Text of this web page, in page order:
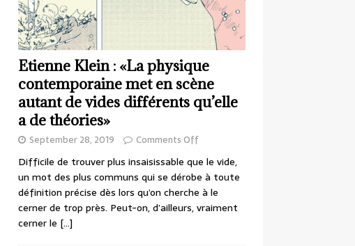
Etienne Klein : «La physique
contemporaine met en scène
autant de vides différents qu’elle
a de théories»
September 28, 2019 Comments Off
Difficile de trouver plus insaisissable que le vide,
un mot des plus communs qui se dérobe à toute
définition précise dès lors qu’on cherche à le
cerner de trop près. Peut-on, d’ailleurs, vraiment
cerner le […]